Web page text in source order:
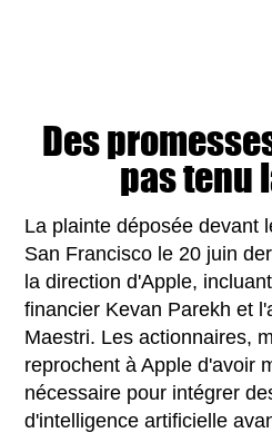
Des
pas tenu
La plainte déposée devant
San Francisco le 20 juin
la direction d'Apple,
financier Kevan Parekh et
Maestri. Les actionnaires,
reprochent à Apple d'avoir
nécessaire pour intégrer
d'intelligence artificielle